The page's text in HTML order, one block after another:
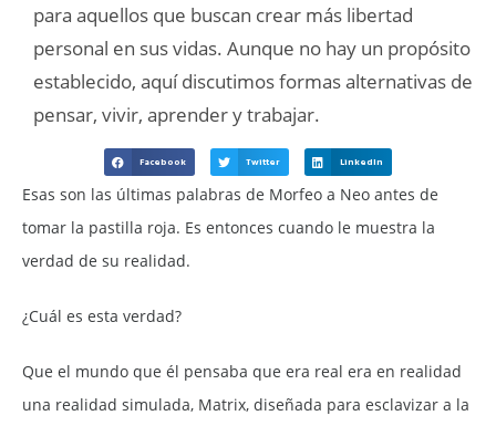
para aquellos que buscan crear más libertad
personal en sus vidas. Aunque no hay un propósito
establecido, aquí discutimos formas alternativas de
pensar, vivir, aprender y trabajar.
Facebook Twitter LinkedIn
Esas son las últimas palabras de Morfeo a Neo antes de
tomar la pastilla roja. Es entonces cuando le muestra la
verdad de su realidad.
¿Cuál es esta verdad?
Que el mundo que él pensaba que era real era en realidad
una realidad simulada, Matrix, diseñada para esclavizar a la